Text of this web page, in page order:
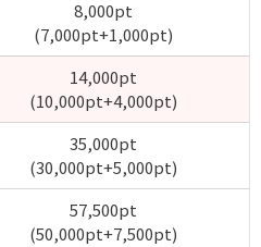
8,000pt
(7,000pt+1,000pt)
14,000pt
(10,000pt+4,000pt)
35,000pt
(30,000pt+5,000pt)
57,500pt
(50,000pt+7,500pt)